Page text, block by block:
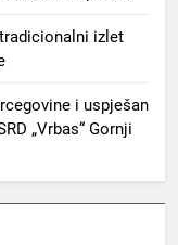
izlet
i uspješan
„Vrbas“ Gornji